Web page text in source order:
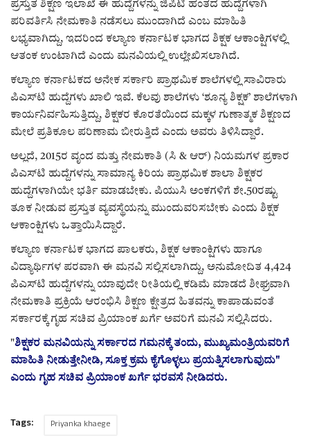
ಪ್ರಸ್ತುತ ಶಿಕ್ಷಣ ಇಲಾಖೆ ಈ ಹುದ್ದೆಗಳನ್ನು ಜಿಪಿಟಿ ಹಂತದ ಹುದ್ದೆಗಳಾಗಿ
ಪರಿವರ್ತಿಸಿ ನೇಮಕಾತಿ ನಡೆಸಲು ಮುಂದಾಗಿದೆ ಎಂಬ ಮಾಹಿತಿ
ಲಭ್ಯವಾಗಿದ್ದು, ಇದರಿಂದ ಕಲ್ಯಾಣ ಕರ್ನಾಟಕ ಭಾಗದ ಶಿಕ್ಷಕ ಆಕಾಂಕ್ಷಿಗಳಲ್ಲಿ
ಆತಂಕ ಉಂಟಾಗಿದೆ ಎಂದು ಮನವಿಯಲ್ಲಿ ಉಲ್ಲೇಖಿಸಲಾಗಿದೆ.
ಕಲ್ಯಾಣ ಕರ್ನಾಟಕದ ಅನೇಕ ಸರ್ಕಾರಿ ಪ್ರಾಥಮಿಕ ಶಾಲೆಗಳಲ್ಲಿ ಸಾವಿರಾರು
ಪಿಎಸ್‌ಟಿ ಹುದ್ದೆಗಳು ಖಾಲಿ ಇವೆ. ಕೆಲವು ಶಾಲೆಗಳು ‘ಶೂನ್ಯ ಶಿಕ್ಷಕ’ ಶಾಲೆಗಳಾಗಿ
ಕಾರ್ಯನಿರ್ವಹಿಸುತ್ತಿದ್ದು, ಶಿಕ್ಷಕರ ಕೊರತೆಯಿಂದ ಮಕ್ಕಳ ಗುಣಾತ್ಮಕ ಶಿಕ್ಷಣದ
ಮೇಲೆ ಪ್ರತಿಕೂಲ ಪರಿಣಾಮ ಬೀರುತ್ತಿದೆ ಎಂದು ಅವರು ತಿಳಿಸಿದ್ದಾರೆ.
ಅಲ್ಲದೆ, 2015ರ ವೃಂದ ಮತ್ತು ನೇಮಕಾತಿ (ಸಿ & ಆರ್) ನಿಯಮಗಳ ಪ್ರಕಾರ
ಪಿಎಸ್‌ಟಿ ಹುದ್ದೆಗಳನ್ನು ಸಾಮಾನ್ಯ ಕಿರಿಯ ಪ್ರಾಥಮಿಕ ಶಾಲಾ ಶಿಕ್ಷಕರ
ಹುದ್ದೆಗಳಾಗಿಯೇ ಭರ್ತಿ ಮಾಡಬೇಕು. ಪಿಯುಸಿ ಅಂಕಗಳಿಗೆ ಶೇ.50ರಷ್ಟು
ತೂಕ ನೀಡುವ ಪ್ರಸ್ತುತ ವ್ಯವಸ್ಥೆಯನ್ನು ಮುಂದುವರಿಸಬೇಕು ಎಂದು ಶಿಕ್ಷಕ
ಆಕಾಂಕ್ಷಿಗಳು ಒತ್ತಾಯಿಸಿದ್ದಾರೆ.
ಕಲ್ಯಾಣ ಕರ್ನಾಟಕ ಭಾಗದ ಪಾಲಕರು, ಶಿಕ್ಷಕ ಆಕಾಂಕ್ಷಿಗಳು ಹಾಗೂ
ವಿದ್ಯಾರ್ಥಿಗಳ ಪರವಾಗಿ ಈ ಮನವಿ ಸಲ್ಲಿಸಲಾಗಿದ್ದು, ಅನುಮೋದಿತ 4,424
ಪಿಎಸ್‌ಟಿ ಹುದ್ದೆಗಳನ್ನು ಯಾವುದೇ ರೀತಿಯಲ್ಲಿ ಕಡಿಮೆ ಮಾಡದೆ ಶೀಘ್ರವಾಗಿ
ನೇಮಕಾತಿ ಪ್ರಕ್ರಿಯೆ ಆರಂಭಿಸಿ ಶಿಕ್ಷಣ ಕ್ಷೇತ್ರದ ಹಿತವನ್ನು ಕಾಪಾಡುವಂತೆ
ಸರ್ಕಾರಕ್ಕೆ ಗೃಹ ಸಚಿವ ಪ್ರಿಯಾಂಕ ಖರ್ಗೆ ಅವರಿಗೆ ಮನವಿ ಸಲ್ಲಿಸಿದರು.
"ಶಿಕ್ಷಕರ ಮನವಿಯನ್ನು ಸರ್ಕಾರದ ಗಮನಕ್ಕೆ ತಂದು, ಮುಖ್ಯಮಂತ್ರಿಯವರಿಗೆ
ಮಾಹಿತಿ ನೀಡುತ್ತೇನೀಡಿ, ಸೂಕ್ತ ಕ್ರಮ ಕೈಗೊಳ್ಳಲು ಪ್ರಯತ್ನಿಸಲಾಗುವುದು"
ಎಂದು ಗೃಹ ಸಚಿವ ಪ್ರಿಯಾಂಕ ಖರ್ಗೆ ಭರವಸೆ ನೀಡಿದರು.
Tags: Priyanka khaege